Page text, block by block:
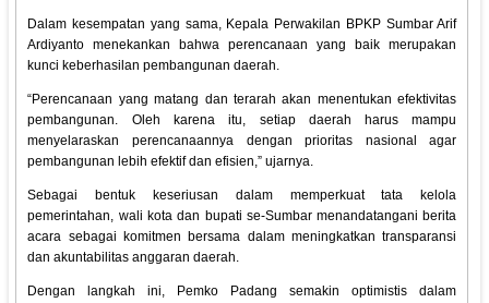
Dalam kesempatan yang sama, Kepala Perwakilan BPKP Sumbar Arif
Ardiyanto menekankan bahwa perencanaan yang baik merupakan
kunci keberhasilan pembangunan daerah.
“Perencanaan yang matang dan terarah akan menentukan efektivitas
pembangunan. Oleh karena itu, setiap daerah harus mampu
menyelaraskan perencanaannya dengan prioritas nasional agar
pembangunan lebih efektif dan efisien,” ujarnya.
Sebagai bentuk keseriusan dalam memperkuat tata kelola
pemerintahan, wali kota dan bupati se-Sumbar menandatangani berita
acara sebagai komitmen bersama dalam meningkatkan transparansi
dan akuntabilitas anggaran daerah.
Dengan langkah ini, Pemko Padang semakin optimistis dalam